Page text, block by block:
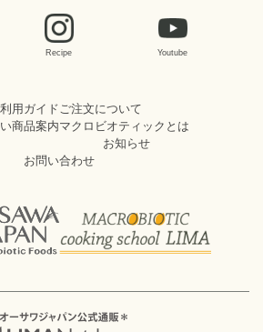
Recipe Youtube
用ガイドご注文について
商品案内マクロビオティックとは
お知らせ
お問い合わせ